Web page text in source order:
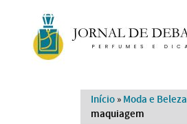
Início » Moda e Beleza
maquiagem